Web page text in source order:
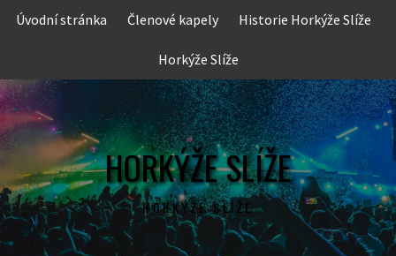
Skip
Úvodní stránka Členové kapely Historie Horkýže Slíže
Horkýže Slíže
HORKÝŽE SLÍŽE
HORKÝŽE SLÍŽE